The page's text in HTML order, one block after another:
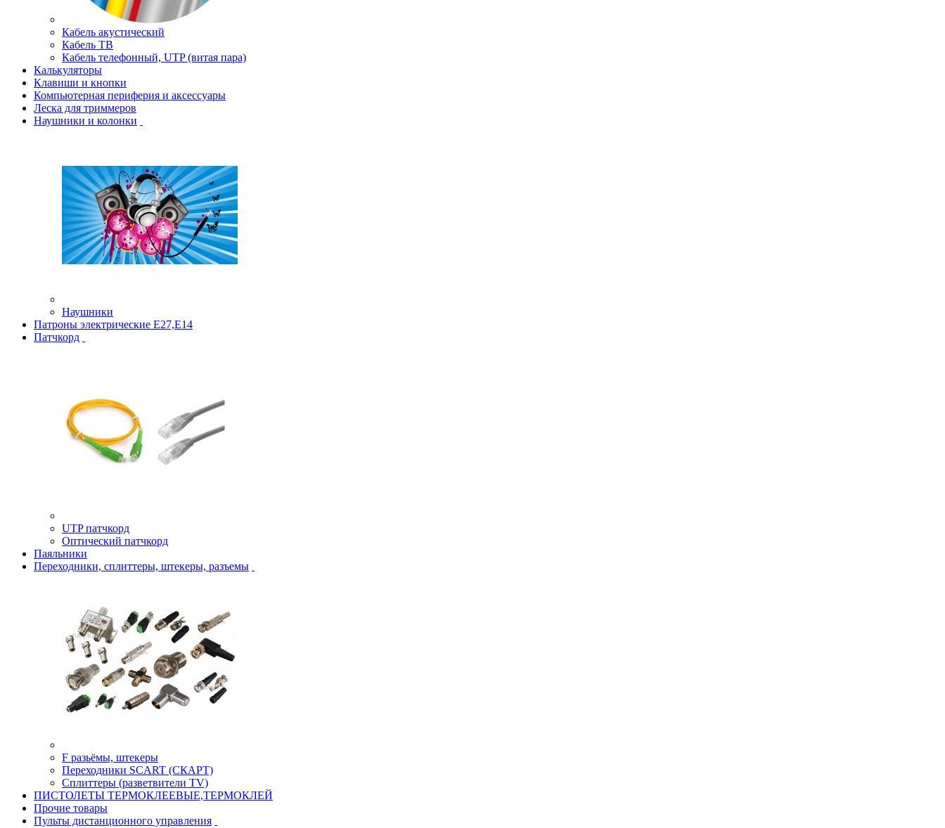
Кабель акустический
Кабель ТВ
Кабель телефонный, UTP (витая пара)
Калькуляторы
Клавиши и кнопки
Компьютерная периферия и аксессуары
Леска для триммеров
Наушники и колонки
Наушники
Патроны электрические Е27,Е14
Патчкорд
UTP патчкорд
Оптический патчкорд
Паяльники
Переходники, сплиттеры, штекеры, разъемы
F разьёмы, штекеры
Переходники SCART (СКАРТ)
Сплиттеры (разветвители TV)
ПИСТОЛЕТЫ ТЕРМОКЛЕЕВЫЕ,ТЕРМОКЛЕЙ
Прочие товары
Пульты дистанционного управления